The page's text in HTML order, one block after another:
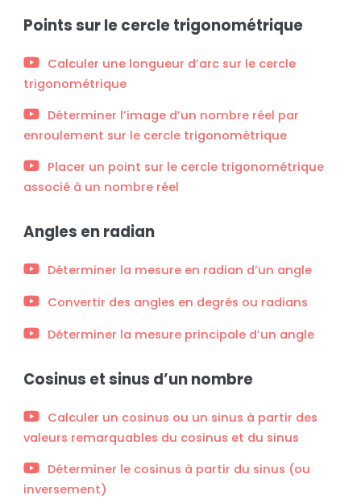
Points sur le cercle trigonométrique
Calculer une longueur d’arc sur le cercle
trigonométrique
Déterminer l’image d’un nombre réel par
enroulement sur le cercle trigonométrique
Placer un point sur le cercle trigonométrique
associé à un nombre réel
Angles en radian
Déterminer la mesure en radian d’un angle
Convertir des angles en degrés ou radians
Déterminer la mesure principale d’un angle
Cosinus et sinus d’un nombre
Calculer un cosinus ou un sinus à partir des
valeurs remarquables du cosinus et du sinus
Déterminer le cosinus à partir du sinus (ou
inversement)